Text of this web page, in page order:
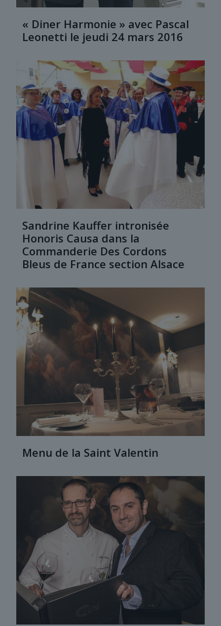
« Diner Harmonie » avec Pascal
Leonetti le jeudi 24 mars 2016
Sandrine Kauffer intronisée
Honoris Causa dans la
Commanderie Des Cordons
Bleus de France section Alsace
Menu de la Saint Valentin